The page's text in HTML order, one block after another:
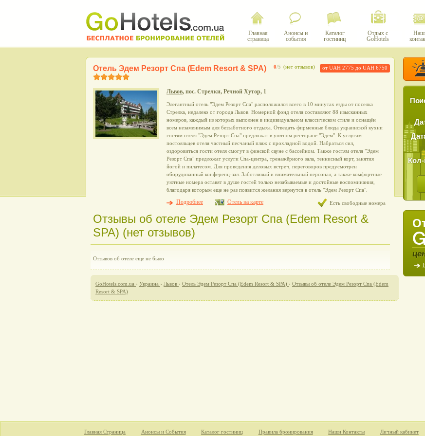
Главная
страница
Анонсы и
события
Каталог
гостиниц
Отдых с
GoHotels
0/5 (нет отзывов) от UAH 2775 до UAH 6750
Отель Эдем Резорт Спа (Edem Resort & SPA)
Львов, пос. Стрелки, Речной Хутор, 1
Элегантный отель "Эдем Резорт Спа" расположился всего в 10 минутах езды от поселка
Стрелка, недалеко от города Львов. Номерной фонд отеля составляют 88 изысканных
номеров, каждый из которых выполнен в индивидуальном классическом стиле и оснащён
всем незаменимым для беззаботного отдыха. Отведать фирменные блюда украинской кухни
гостям отеля "Эдем Резорт Спа" предложат в уютном ресторане "Эдем". К услугам
постояльцев отеля частный песчаный пляж с прохладной водой. Набраться сил,
оздоровиться гости отеля смогут в финской сауне с бассейном. Также гостям отеля "Эдем
Резорт Спа" предложат услуги Спа-центра, тренажёрного зала, теннисный корт, занятия
йогой и пилатесом. Для проведения деловых встреч, переговоров предусмотрен
оборудованный конференц-зал. Заботливый и внимательный персонал, а также комфортные
уютные номера оставят в душе гостей только незабываемые и достойные воспоминания,
благодаря которым еще не раз появится желания вернутся в отель "Эдем Резорт Спа".
Подробнее Отель на карте Есть свободные номера
Отзывы об отеле Эдем Резорт Спа (Edem Resort &
SPA) (нет отзывов)
Отзывов об отеле еще не было
GoHotels.com.ua › Украина › Львов › Отель Эдем Резорт Спа (Edem Resort & SPA) › Отзывы об отеле Эдем Резорт Спа (Edem
Resort & SPA)
Главная Страница Анонсы и События Каталог гостиниц Правила бронирования Наши Контакты Личный кабинет